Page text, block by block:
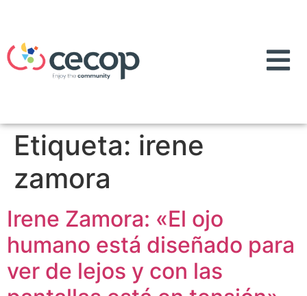
Etiqueta: irene
zamora
Irene Zamora: «El ojo
humano está diseñado para
ver de lejos y con las